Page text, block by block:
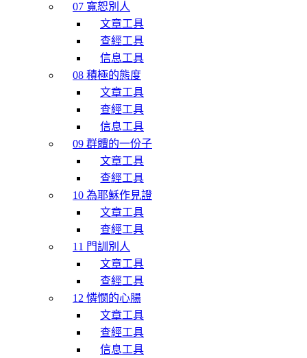
07 寬恕別人
文章工具
查經工具
信息工具
08 積極的態度
文章工具
查經工具
信息工具
09 群體的一份子
文章工具
查經工具
10 為耶穌作見證
文章工具
查經工具
11 門訓別人
文章工具
查經工具
12 憐憫的心腸
文章工具
查經工具
信息工具